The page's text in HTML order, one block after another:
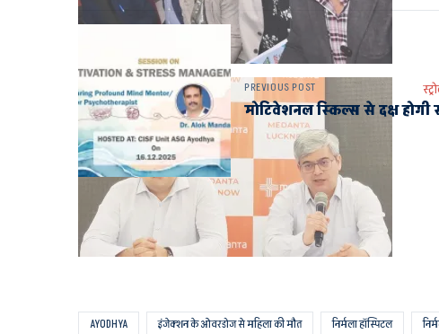
AYODHYA इंजेक्शन के ओवरडोज से महिला की मौत निर्मला हॉस्पिटल
PREVIOUS POST
मोटिवेशनल स्किल्स से दक्ष